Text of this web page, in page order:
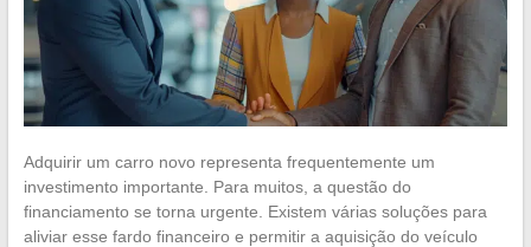
Adquirir um carro novo representa frequentemente um
investimento importante. Para muitos, a questão do
financiamento se torna urgente. Existem várias soluções para
aliviar esse fardo financeiro e permitir a aquisição do veículo